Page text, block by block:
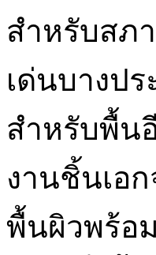
สำหรับสภ
เด่นบางป
สำหรับพื้น
งานชิ้นเอ
พื้นผิวพร้อ